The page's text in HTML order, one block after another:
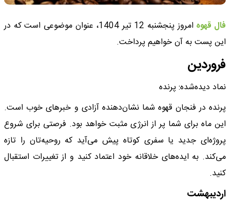
فال قهوه
امروز پنجشنبه 12 تیر 1404، عنوان موضوعی است که در
این پست به آن خواهیم پرداخت.
فروردین
نماد دیده‌شده: پرنده
پرنده در فنجان قهوه شما نشان‌دهنده آزادی و خبرهای خوب است.
این ماه برای شما پر از انرژی مثبت خواهد بود. فرصتی برای شروع
پروژه‌ای جدید یا سفری کوتاه پیش می‌آید که روحیه‌تان را تازه
می‌کند. به ایده‌های خلاقانه خود اعتماد کنید و از تغییرات استقبال
کنید.
اردیبهشت